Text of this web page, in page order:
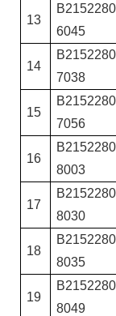
13
B2152280
6045
14
B2152280
7038
15
B2152280
7056
16
B2152280
8003
17
B2152280
8030
18
B2152280
8035
19
B2152280
8049